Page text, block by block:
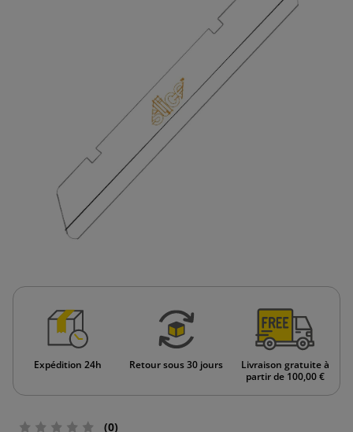
Expédition 24h Retour sous 30 jours
Livraison gratuite à
partir de 100,00 €
(0)